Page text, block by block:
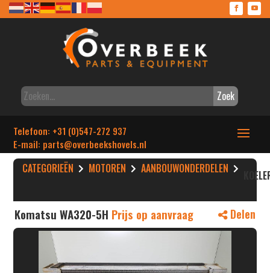
Zoek
Telefoon: +31 (0)547-272 937
E-mail: parts@overbeekshovels.nl
CATEGORIEËN MOTOREN AANBOUWONDERDELEN
Komatsu WA320-5H Prijs op aanvraag Delen